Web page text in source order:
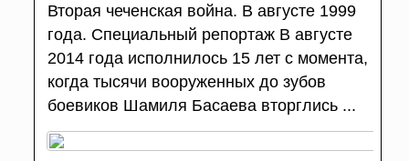
Вторая чеченская война. В августе 1999
года. Специальный репортаж В августе
2014 года исполнилось 15 лет с момента,
когда тысячи вооруженных до зубов
боевиков Шамиля Басаева вторглись ...